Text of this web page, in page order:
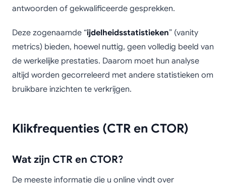
antwoorden of gekwalificeerde gesprekken.
Deze zogenaamde “ijdelheidsstatistieken” (vanity
metrics) bieden, hoewel nuttig, geen volledig beeld van
de werkelijke prestaties. Daarom moet hun analyse
altijd worden gecorreleerd met andere statistieken om
bruikbare inzichten te verkrijgen.
Klikfrequenties (CTR en CTOR)
Wat zijn CTR en CTOR?
De meeste informatie die u online vindt over